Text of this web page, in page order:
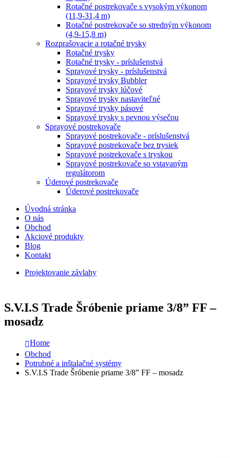
Rotačné postrekovače s vysokým výkonom
(11,9-31,4 m)
Rotačné postrekovače so stredným výkonom
(4,9-15,8 m)
Rozprašovacie a rotačné trysky
Rotačné trysky
Rotačné trysky - príslušenstvá
Sprayové trysky - príslušenstvá
Sprayové trysky Bubbler
Sprayové trysky lúčové
Sprayové trysky nastaviteľné
Sprayové trysky pásové
Sprayové trysky s pevnou výsečou
Sprayové postrekovače
Sprayové postrekovače - príslušenstvá
Sprayové postrekovače bez trysiek
Sprayové postrekovače s tryskou
Sprayové postrekovače so vstavaným
regulátorom
Úderové postrekovače
Úderové postrekovače
Úvodná stránka
O nás
Obchod
Akciové produkty
Blog
Kontakt
Projektovanie závlahy
S.V.I.S Trade Šróbenie priame 3/8” FF –
mosadz
Home
Obchod
Potrubné a inštalačné systémy
S.V.I.S Trade Šróbenie priame 3/8” FF – mosadz